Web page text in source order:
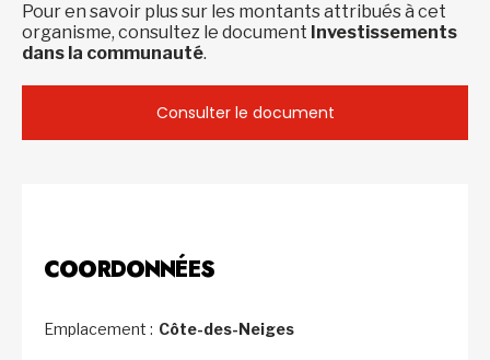
Pour en savoir plus sur les montants attribués à cet
organisme, consultez le document Investissements
dans la communauté.
Consulter le document
COORDONNÉES
Emplacement : Côte-des-Neiges